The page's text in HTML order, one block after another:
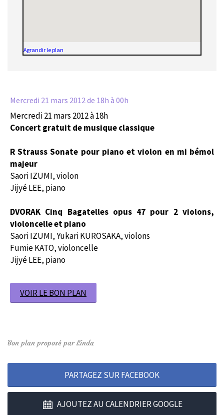
Agrandir le plan
Mercredi 21 mars 2012de 18h à 00h
Mercredi 21 mars 2012 à 18h
Concert gratuit de musique classique
R Strauss Sonate pour piano et violon en mi bémol
majeur
Saori IZUMI, violon
Jijyé LEE, piano
DVORAK Cinq Bagatelles opus 47 pour 2 violons,
violoncelle et piano
Saori IZUMI, Yukari KUROSAKA, violons
Fumie KATO, violoncelle
Jijyé LEE, piano
VOIR LE BON PLAN
Bon plan proposé par Linda
PARTAGEZ SUR FACEBOOK
AJOUTEZ AU CALENDRIER GOOGLE